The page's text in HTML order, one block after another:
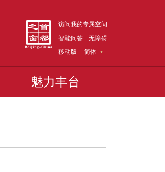
访问我的专属空间
智能问答
无障碍
移动版
简体
魅力丰台